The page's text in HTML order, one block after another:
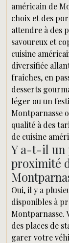
américain de
choix et des
attendre à des
savoureux et
cuisine
diversifiée
fraîches, en
desserts
léger ou un
Montparnasse
qualité à des
de cuisine
Y a-t-il un
proximité
Oui, il y a
disponibles à
Montparnasse.
des places de
garer votre